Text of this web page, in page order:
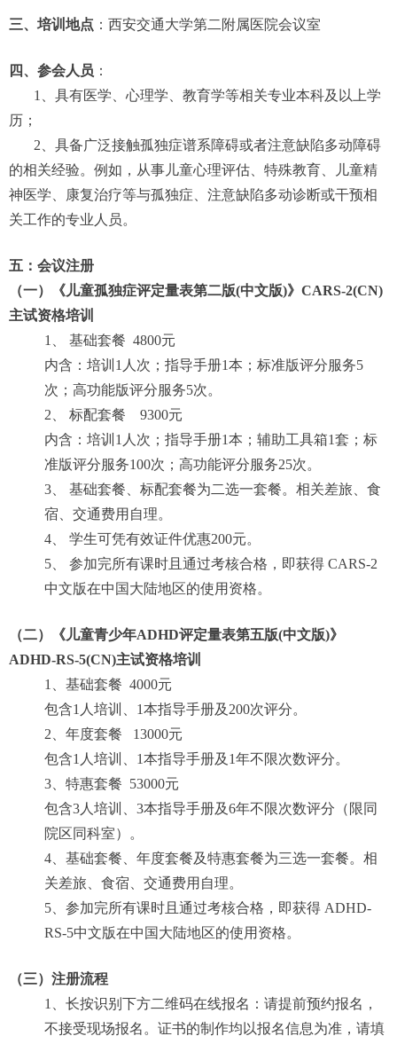
三、培训地点 ：西安交通大学第二附属医院会议室
四、参会人员 ：
1
、具有医学、心理学、教育学等相关专业本科及以上学
历；
2 、具备广泛接触孤独症谱系障碍或者注意缺陷多动障碍
的相关经验。例如，从事儿童心理评估、特殊教育、儿童精
神医学、康复治疗等与孤独症、注意缺陷多动诊断或干预相
关工作的专业人员。
五：会议注册
（一）《儿童孤独症评定量表第二版(中文版)》CARS-2(CN)
主试资格培训
1
、 基础套餐 4800元
内含：培训1人次；指导手册1本；标准版评分服务5
次；高功能版评分服务5次。
2 、 标配套餐 9300元
内含：培训1人次；指导手册1本；辅助工具箱1套；标
准版评分服务100次；高功能评分服务25次。
3 、 基础套餐、标配套餐为二选一套餐。相关差旅、食
宿、交通费用自理。
4 、 学生可凭有效证件优惠200元。
5 、 参加完所有课时且通过考核合格，即获得 CARS-2
中文版在中国大陆地区的使用资格。
（二）《儿童青少年ADHD评定量表第五版(中文版)》
ADHD-RS-5(CN)主试资格培训
1
、基础套餐 4000元
包含1人培训、1本指导手册及200次评分。
2 、年度套餐 13000元
包含1人培训、1本指导手册及1年不限次数评分。
3 、特惠套餐 53000元
包含3人培训、3本指导手册及6年不限次数评分（限同
院区同科室）。
4 、基础套餐、年度套餐及特惠套餐为三选一套餐。相
关差旅、食宿、交通费用自理。
5 、参加完所有课时且通过考核合格，即获得 ADHD-
RS-5中文版在中国大陆地区的使用资格。
（三）注册流程
1
、长按识别下方二维码在线报名：请提前预约报名，
不接受现场报名。证书的制作均以报名信息为准，请填